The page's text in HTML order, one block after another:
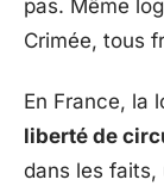
pas. Même
Crimée, tous
En France, la
liberté de
dans les faits,